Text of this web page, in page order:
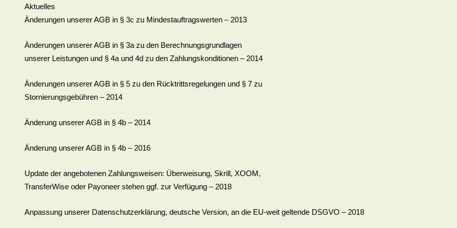
Aktuelles
Änderungen unserer AGB in § 3c zu Mindestauftragswerten – 2013
Änderungen unserer AGB in § 3a zu den Berechnungsgrundlagen
unserer Leistungen und § 4a und 4d zu den Zahlungskonditionen – 2014
Änderungen unserer AGB in § 5 zu den Rücktrittsregelungen und § 7 zu
Stornierungsgebühren – 2014
Änderung unserer AGB in § 4b – 2014
Änderung unserer AGB in § 4b – 2016
Update der angebotenen Zahlungsweisen: Überweisung, Skrill, XOOM,
TransferWise oder Payoneer stehen ggf. zur Verfügung – 2018
Anpassung unserer Datenschutzerklärung, deutsche Version, an die EU-weit geltende DSGVO – 2018